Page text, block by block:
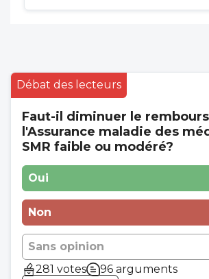
Débat des lecteurs
Faut-il diminuer le
l'Assurance maladie des
SMR faible ou modéré?
Oui
Non
Sans opinion
281 votes
96 arguments